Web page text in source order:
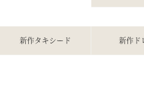
新作タキシード 新作ド